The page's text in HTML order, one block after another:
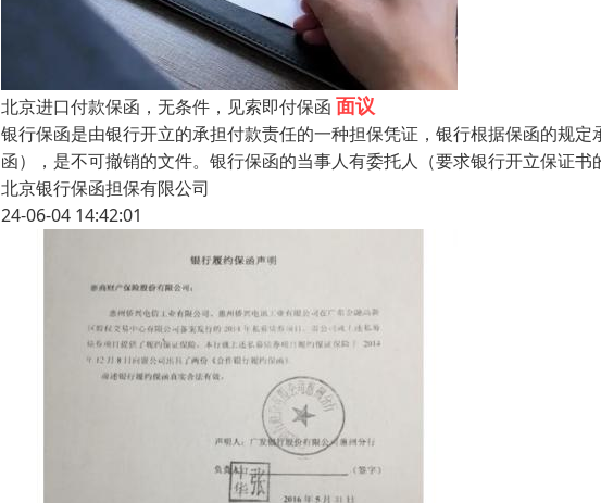
北京进口付款保函，无条件，见索即付保函 面议
银行保函是由银行开立的承担付款责任的一种担保凭证，银行根据保函的规
函），是不可撤销的文件。银行保函的当事人有委托人（要求银行开立保证
北京银行保函担保有限公司
24-06-04 14:42:01